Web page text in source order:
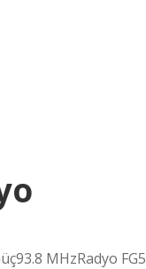
MHzRadyo